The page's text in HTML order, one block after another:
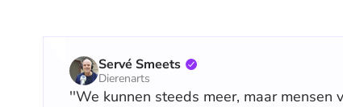
Servé Smeets
Dierenarts
''We kunnen steeds meer, maar